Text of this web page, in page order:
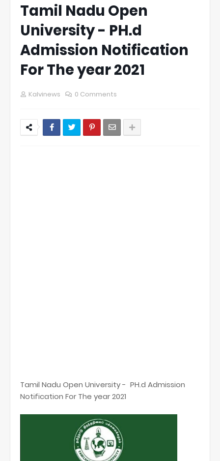
Tamil Nadu Open
University - PH.d
Admission Notification
For The year 2021
Kalvinews 0 Comments
Tamil Nadu Open University - PH.d Admission
Notification For The year 2021